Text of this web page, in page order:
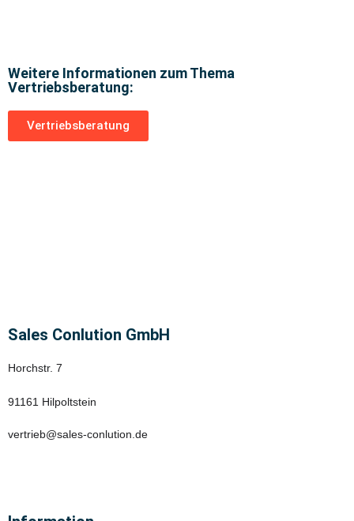
Weitere Informationen zum Thema
Vertriebsberatung:
Vertriebsberatung
Sales Conlution GmbH
Horchstr. 7
91161 Hilpoltstein
vertrieb@sales-conlution.de